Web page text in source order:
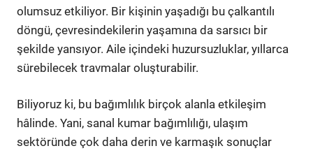
olumsuz etkiliyor. Bir kişinin yaşadığı bu çalkantılı
döngü, çevresindekilerin yaşamına da sarsıcı bir
şekilde yansıyor. Aile içindeki huzursuzluklar, yıllarca
sürebilecek travmalar oluşturabilir.
Biliyoruz ki, bu bağımlılık birçok alanla etkileşim
hâlinde. Yani, sanal kumar bağımlılığı, ulaşım
sektöründe çok daha derin ve karmaşık sonuçlar